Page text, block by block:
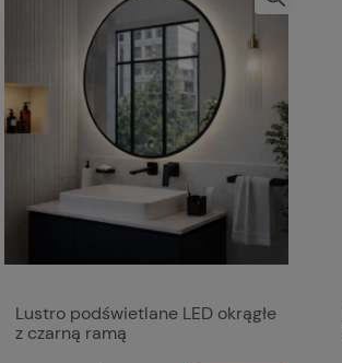
Lustro podświetlane LED okrągłe
z czarną ramą